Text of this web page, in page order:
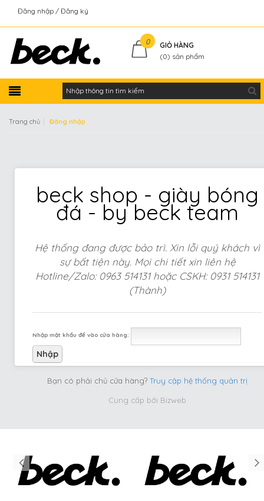
Đăng nhập Đăng ký
0
GIỎ HÀNG
(0) sản phẩm
Trang chủ Đăng nhập
beck shop - giày bóng
đá - by beck team
Hệ thống đang được bảo trì. Xin lỗi quý khách vì
sự bất tiện này. Mọi chi tiết xin liên hệ
Hotline/Zalo: 0963 514131 hoặc CSKH: 0931 514131
(Thành)
Nhập mật khẩu để vào cửa hàng:
Bạn có phải chủ cửa hàng? Truy cập hệ thống quản trị
Cung cấp bởi Bizweb